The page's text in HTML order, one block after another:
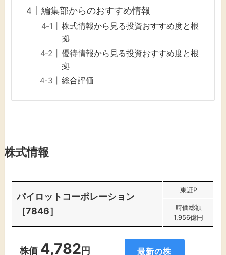
編集部からのおすすめ情報
株式情報から見る投資おすすめ度と根
拠
優待情報から見る投資おすすめ度と根
拠
総合評価
株式情報
パイロットコーポレーション
［7846］
東証P
時価総額
1,956億円
株価 4,782円
最新の株